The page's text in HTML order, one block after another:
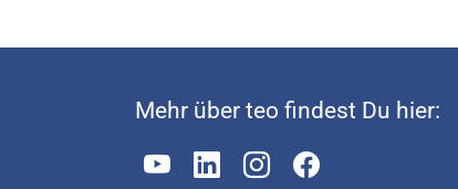
Mehr über teo findest Du hier: